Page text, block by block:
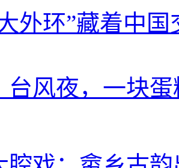
外环”藏着中
台风夜，一块